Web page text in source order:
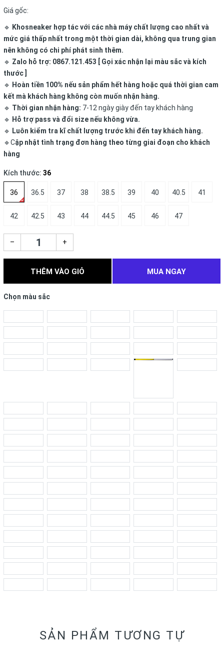
Giá gốc:
🔹 Khosneaker hợp tác với các nhà máy chất lượng cao nhất và
mức giá thấp nhất trong một thời gian dài, không qua trung gian
nên không có chi phí phát sinh thêm.
🔹 Zalo hỗ trợ: 0867.121.453 [ Gọi xác nhận lại màu sắc và kích
thước ]
🔹 Hoàn tiền 100% nếu sản phẩm hết hàng hoặc quá thời gian cam
kết mà khách hàng không còn muốn nhận hàng.
🔹 Thời gian nhận hàng: 7-12 ngày giày đến tay khách hàng
🔹 Hỗ trợ pass và đổi size nếu không vừa.
🔹 Luôn kiểm tra kĩ chất lượng trước khi đến tay khách hàng.
🔹Cập nhật tình trạng đơn hàng theo từng giai đoạn cho khách
hàng
Kích thước: 36
36 36.5 37 38 38.5 39 40 40.5 41
42 42.5 43 44 44.5 45 46 47
– +
THÊM VÀO GIỎ MUA NGAY
Chọn màu sắc
SẢN PHẨM TƯƠNG TỰ